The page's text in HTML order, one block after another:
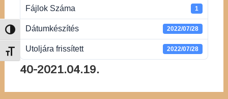
Nagy kontraszt váltása
Betűméret váltása
Fájlok Száma 1
Dátumkészítés 2022/07/28
Utoljára frissített 2022/07/28
40-2021.04.19.